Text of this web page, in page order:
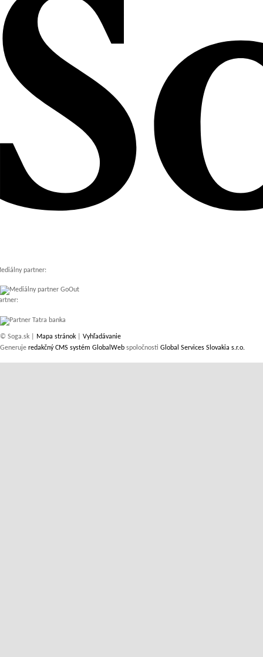
partner:
© Soga.sk | Mapa stránok
Vyhľadávanie
Generuje redakčný CMS systém GlobalWeb spoločnosti Global Services Slovakia s.r.o.